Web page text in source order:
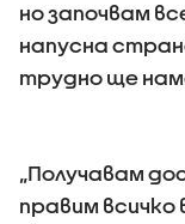
но започвам
напусна
трудно ще
„Получавам
правим всичко